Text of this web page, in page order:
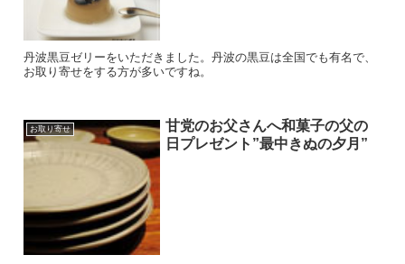
丹波黒豆ゼリーをいただきました。丹波の黒豆は全国でも有名で、
お取り寄せをする方が多いですね。
お取り寄せ
甘党のお父さんへ和菓子の父の
日プレゼント”最中きぬの夕月”